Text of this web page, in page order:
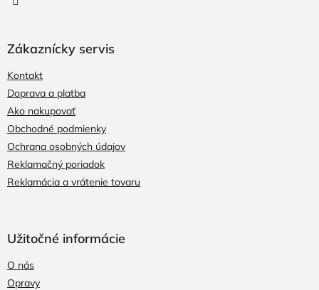
Zákaznícky servis
Kontakt
Doprava a platba
Ako nakupovať
Obchodné podmienky
Ochrana osobných údajov
Reklamačný poriadok
Reklamácia a vrátenie tovaru
Užitočné informácie
O nás
Opravy